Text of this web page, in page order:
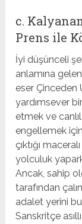
c.
Prens ile
İyi düşünceli
anlamına
eser Çinceden
yardımsever
etmek ve
engellemek
çıktığı
yolculuk
Ancak, sahip
tarafından
adalet yerini
Sanskritçe